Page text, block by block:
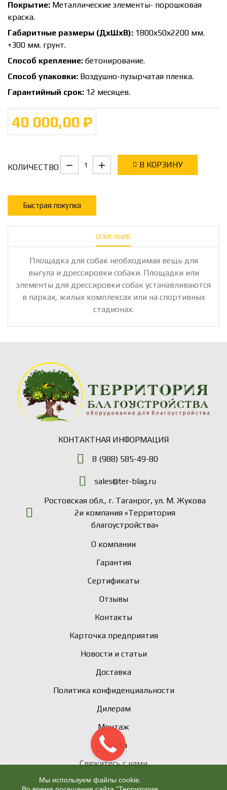
Покрытие: Металлические элементы- порошковая
краска.
Габаритные размеры (ДхШхВ): 1800х50х2200 мм.
+300 мм. грунт.
Способ крепление: бетонирование.
Способ упаковки: Воздушно-пузырчатая пленка.
Гарантийный срок: 12 месяцев.
40 000,00 ₽
КОЛИЧЕСТВО В КОРЗИНУ
Быстрая покупка
ОПИСАНИЕ
Площадка для собак необходимая вещь для
выгула и дрессировки собаки. Площадки или
элементы для дрессировки собак устанавливаются
в парках, жилых комплексах или на спортивных
стадионах.
КОНТАКТНАЯ ИНФОРМАЦИЯ
8 (988) 585-49-80
sales@ter-blag.ru
Ростовская обл., г. Таганрог, ул. М. Жукова
2и компания «Территория
благоустройства»
О компании
Гарантия
Сертификаты
Отзывы
Контакты
Карточка предприятия
Новости и статьи
Доставка
Политика конфиденциальности
Дилерам
Монтаж
Оплата
Свяжитесь с нами
Мы используем файлы cookie.